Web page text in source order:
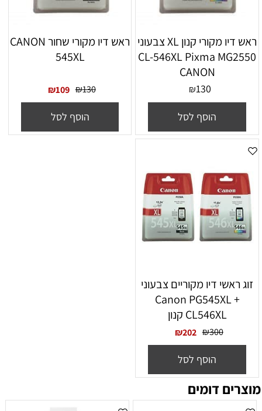
ראש דיו מקורי קנון XL צבעוני
CL-546XL Pixma MG2550
CANON
₪130
הוסף לסל
ראש דיו מקורי שחור CANON
545XL
₪130
₪109
הוסף לסל
זוג ראשי דיו מקוריים צבעוני
Canon PG545XL +
CL546XL קנון
₪300
₪202
הוסף לסל
מוצרים דומים